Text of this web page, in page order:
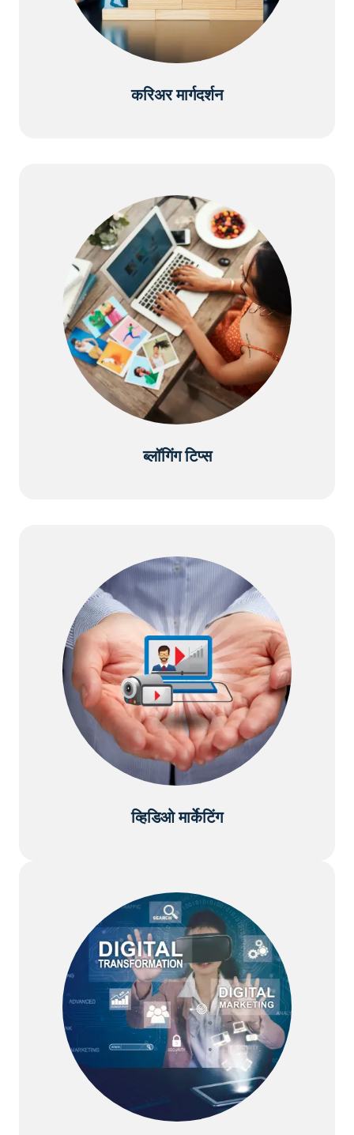
करिअर मार्गदर्शन
ब्लॉगिंग टिप्स
व्हिडिओ मार्केटिंग